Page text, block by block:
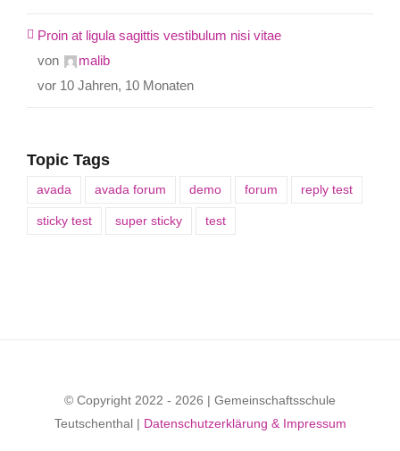
Proin at ligula sagittis vestibulum nisi vitae
von
malib
vor 10 Jahren, 10 Monaten
Topic Tags
avada avada forum demo forum reply test
sticky test super sticky test
© Copyright 2022 - 2026 | Gemeinschaftsschule
Teutschenthal | Datenschutzerklärung & Impressum